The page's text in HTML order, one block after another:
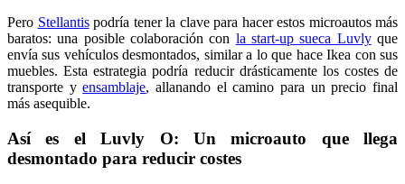
Pero Stellantispodría tener la clave para hacer estos microautos más
baratos: una posible colaboración con la start-up sueca Luvlyque
envía sus vehículos desmontados, similar a lo que hace Ikea con sus
muebles. Esta estrategia podría reducir drásticamente los costes de
transporte yensamblaje, allanando el camino para un precio final
más asequible.
Así es el Luvly O: Un microauto que llega
desmontado para reducir costes